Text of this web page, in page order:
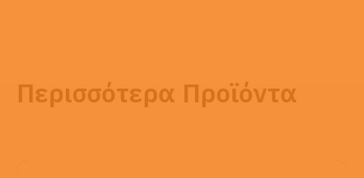
Περισσότερα Προϊόντα